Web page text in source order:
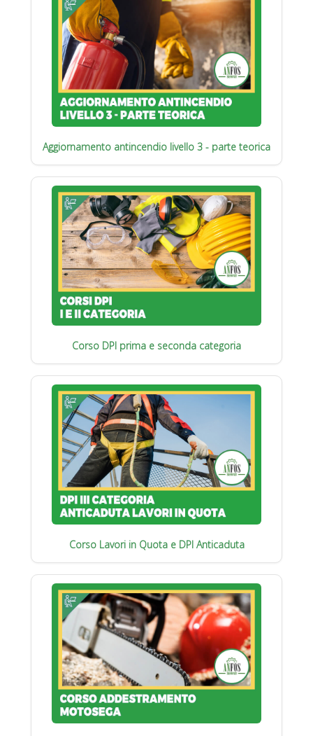
Aggiornamento antincendio livello 3 - parte teorica
Corso DPI prima e seconda categoria
Corso Lavori in Quota e DPI Anticaduta